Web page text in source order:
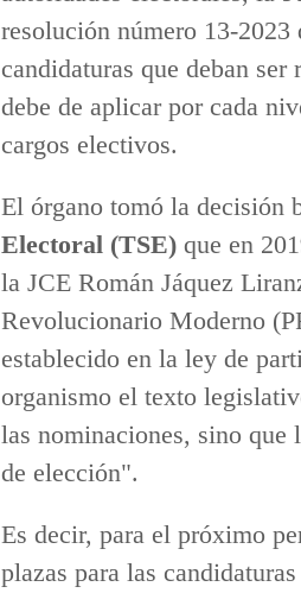
resolución número 13-
candidaturas que deban
debe de aplicar por cada
cargos electivos.
El órgano tomó la decisión
Electoral (TSE) que en
la JCE Román Jáquez
Revolucionario Moderno
establecido en la ley de
organismo el texto
las nominaciones, sino que
de elección".
Es decir, para el próximo
plazas para las